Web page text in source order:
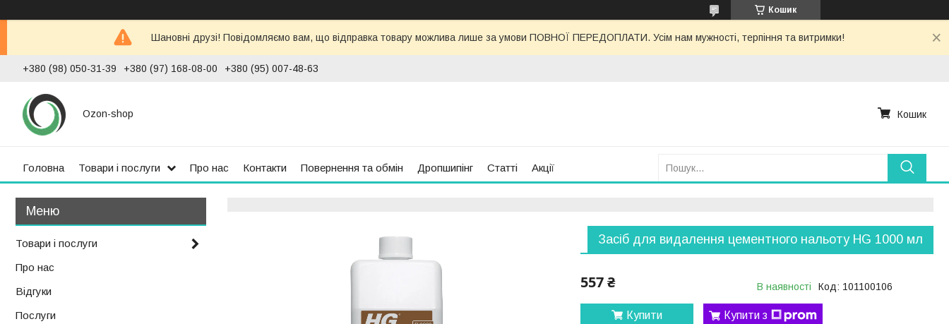
Кошик
Шановні друзі! Повідомляємо вам, що відправка товару можлива лише за умови ПОВНОЇ ПЕРЕДОПЛАТИ. Усім нам мужності, терпіння та витримки!
+380 (98) 050-31-39 +380 (97) 168-08-00 +380 (95) 007-48-63
Ozon-shop Кошик
Головна Товари і послуги Про нас Контакти Повернення та обмін Дропшипінг Статті Акції
Засіб для видалення цементного нальоту HG 1000 мл
557 ₴ В наявності Код: 101100106
Купити Купити з
Товари і послуги
Про нас
Відгуки
Послуги